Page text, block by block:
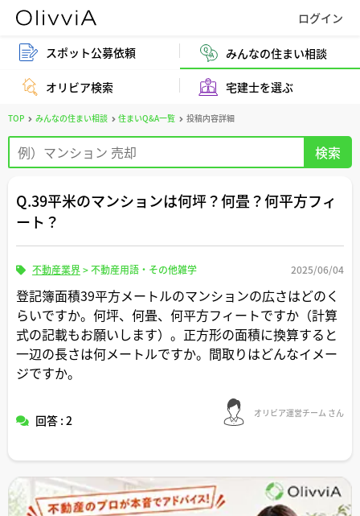
スポット公募依頼 みんなの住まい相談
オリビア検索 宅建士を選ぶ
TOP みんなの住まい相談 住まいQ&A一覧 投稿内容詳細
Q.39平米のマンションは何坪？何畳？何平方フィ
ート？
不動産業界>不動産用語・その他雑学 2025/06/04
登記簿面積39平方メートルのマンションの広さはどのく
らいですか。何坪、何畳、何平方フィートですか（計算
式の記載もお願いします）。正方形の面積に換算すると
一辺の長さは何メートルですか。間取りはどんなイメー
ジですか。
回答 : 2 オリビア運営チーム さん